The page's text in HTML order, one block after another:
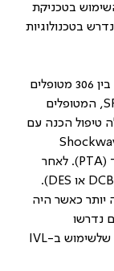
בטכניקת
בטכנולוגיות
בו עשו רנדומיזציה בין 306 מטופלים
, המטופלים
(
PTA ). לאחר
DCB או DES
).
יותר כאשר היה
נדרשו
שלשימוש ב-IVL